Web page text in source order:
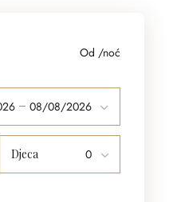
Od /noć
08/08/2026
Djeca